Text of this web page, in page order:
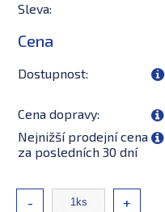
Sleva:
Cena
Dostupnost:
Cena dopravy:
Nejnižší prodejní cena
za posledních 30 dní
- +